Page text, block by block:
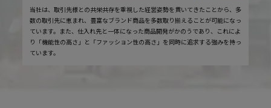
当社は、取引先様との共栄共存を重視した経営姿勢を貫いてきたことから、多
数の取引先に恵まれ、豊富なブランド商品を多数取り揃えることが可能になっ
ています。また、仕入れ先と一体になった商品開発がかのうであり、これによ
り「機能性の高さ」と「ファッション性の高さ」を同時に追求する強みを持っ
ています。